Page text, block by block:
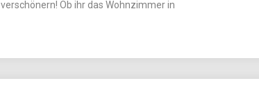
verschönern! Ob ihr das Wohnzimmer in